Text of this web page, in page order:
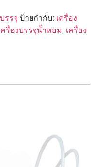
รรจุ ป้ายกำกับ: เครื่อง
ครื่องบรรจุน้ำหอม, เครื่อง